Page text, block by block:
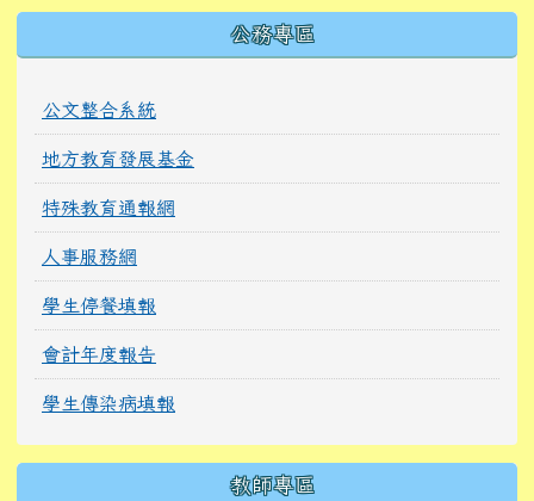
公務專區
公文整合系統
地方教育發展基金
特殊教育通報網
人事服務網
學生停餐填報
會計年度報告
學生傳染病填報
教師專區